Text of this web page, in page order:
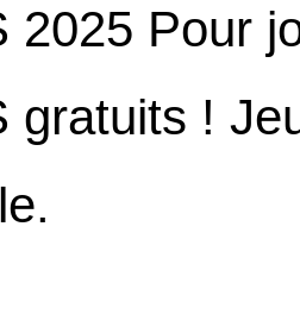
2025 Pour
gratuits !